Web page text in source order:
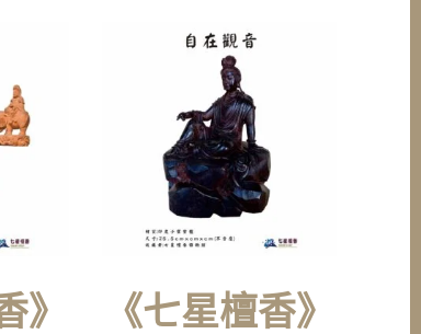
》
《七星檀香》